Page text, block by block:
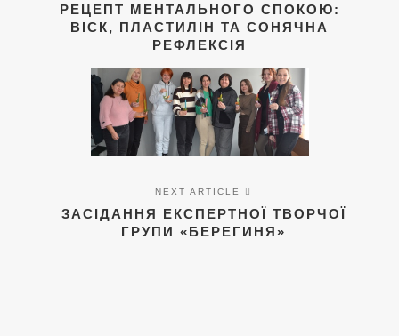
РЕЦЕПТ МЕНТАЛЬНОГО СПОКОЮ:
ВІСК, ПЛАСТИЛІН ТА СОНЯЧНА
РЕФЛЕКСІЯ
NEXT ARTICLE
ЗАСІДАННЯ ЕКСПЕРТНОЇ ТВОРЧОЇ
ГРУПИ «БЕРЕГИНЯ»